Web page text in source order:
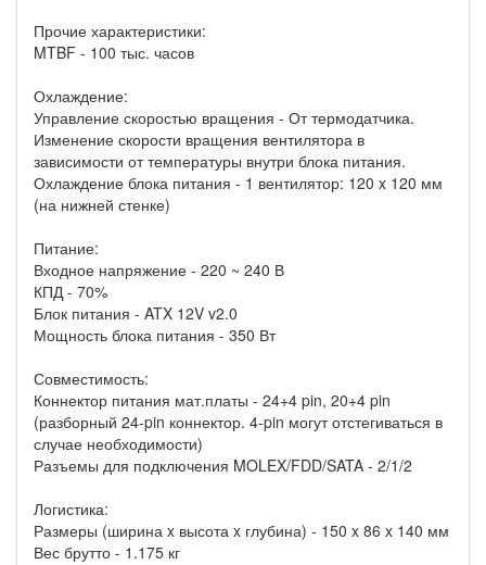
Прочие характеристики:
MTBF - 100 тыс. часов
Охлаждение:
Управление скоростью вращения - От термодатчика.
Изменение скорости вращения вентилятора в
зависимости от температуры внутри блока питания.
Охлаждение блока питания - 1 вентилятор: 120 x 120 мм
(на нижней стенке)
Питание:
Входное напряжение - 220 ~ 240 В
КПД - 70%
Блок питания - ATX 12V v2.0
Мощность блока питания - 350 Вт
Совместимость:
Коннектор питания мат.платы - 24+4 pin, 20+4 pin
(разборный 24-pin коннектор. 4-pin могут отстегиваться в
случае необходимости)
Разъемы для подключения MOLEX/FDD/SATA - 2/1/2
Логистика:
Размеры (ширина x высота x глубина) - 150 x 86 x 140 мм
Вес брутто - 1.175 кг